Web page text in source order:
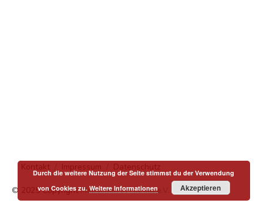
Kontakt Impressum Datenschutz
© 2025 CopyrightMenschen in Hanau e.V.
Durch die weitere Nutzung der Seite stimmst du der Verwendung
von Cookies zu.Weitere Informationen Akzeptieren